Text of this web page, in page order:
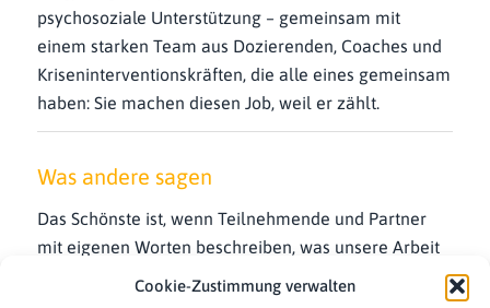
Cookie-Zustimmung verwalten
psychosoziale Unterstützung – gemeinsam mit
einem starken Team aus Dozierenden, Coaches und
Kriseninterventionskräften, die alle eines gemeinsam
haben: Sie machen diesen Job, weil er zählt.
Was andere sagen
Das Schönste ist, wenn Teilnehmende und Partner
mit eigenen Worten beschreiben, was unsere Arbeit